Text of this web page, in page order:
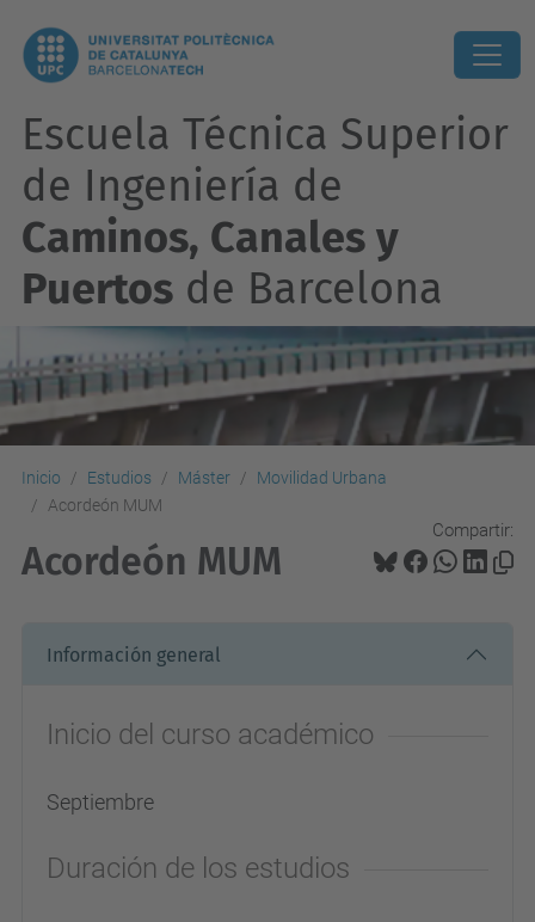
Escuela Técnica Superior
de Ingeniería de
Caminos, Canales y
Puertos de Barcelona
Inicio Estudios Máster
Movilidad Urbana
Acordeón MUM
Compartir:
Acordeón MUM
Información general
Inicio del curso académico
Septiembre
Duración de los estudios